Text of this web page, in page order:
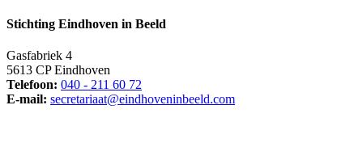
Stichting Eindhoven in Beeld
Gasfabriek 4
5613 CP Eindhoven
Telefoon: 040 - 211 60 72
E-mail: secretariaat@eindhoveninbeeld.com